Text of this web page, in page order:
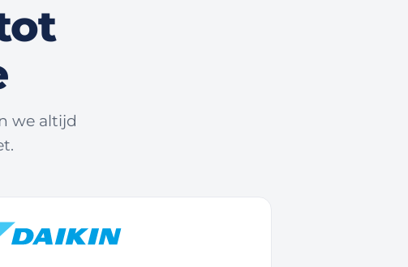
we altijd